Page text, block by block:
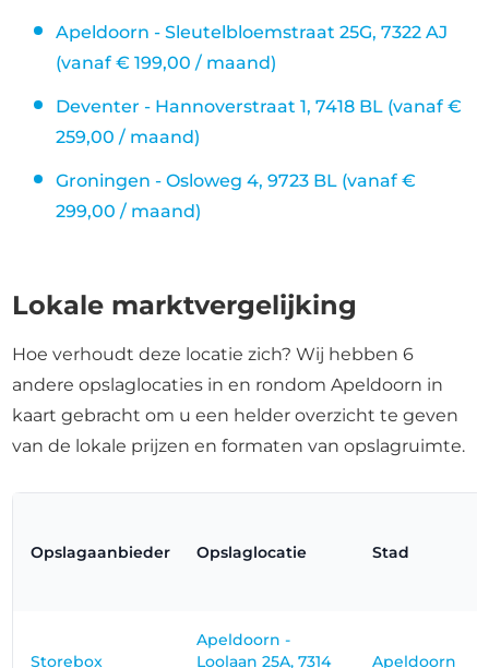
Apeldoorn - Sleutelbloemstraat 25G, 7322 AJ
(vanaf € 199,00 / maand)
Deventer - Hannoverstraat 1, 7418 BL (vanaf €
259,00 / maand)
Groningen - Osloweg 4, 9723 BL (vanaf €
299,00 / maand)
Lokale marktvergelijking
Hoe verhoudt deze locatie zich? Wij hebben 6
andere opslaglocaties in en rondom Apeldoorn in
kaart gebracht om u een helder overzicht te geven
van de lokale prijzen en formaten van opslagruimte.
Opslagaanbieder Opslaglocatie Stad
Storebox
Apeldoorn -
Loolaan 25A, 7314
Apeldoorn